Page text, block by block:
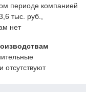
периоде компанией
тыс. руб.,
нет
отсутствуют